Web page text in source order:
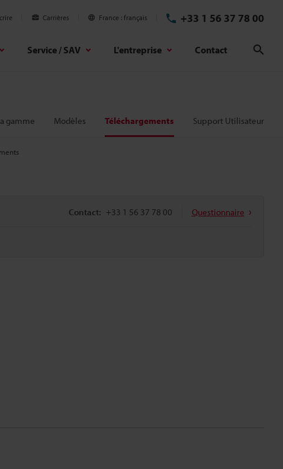
Carrières France français +33 1 56 37 78 00
Service / SAV L'entreprise Contact
gamme Modèles Téléchargements Support Utilisateur
Contact: +33 1 56 37 78 00 Questionnaire